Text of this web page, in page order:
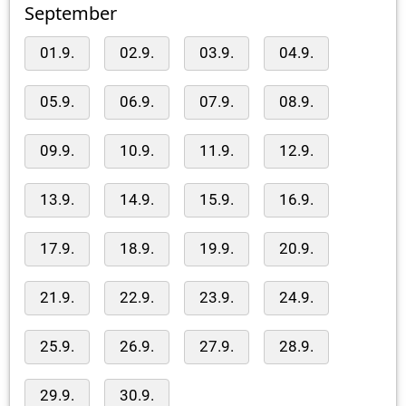
September
01.9. 02.9. 03.9. 04.9.
05.9. 06.9. 07.9. 08.9.
09.9. 10.9. 11.9. 12.9.
13.9. 14.9. 15.9. 16.9.
17.9. 18.9. 19.9. 20.9.
21.9. 22.9. 23.9. 24.9.
25.9. 26.9. 27.9. 28.9.
29.9. 30.9.